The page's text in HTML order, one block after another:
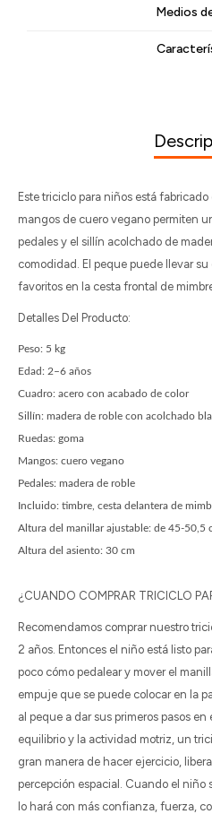
Medios
Este triciclo para niños está
mangos de cuero vegano permiten
pedales y el sillín acolchado de
comodidad. El peque puede llevar
favoritos en la cesta frontal de
Detalles Del Producto:
Peso: 5 kg
Edad: 2–6 años
Cuadro: acero con acabado de color
Sillín: madera de roble con acolchado
Ruedas: goma
Mangos: cuero vegano
Pedales: madera de roble
Incluido: timbre, cesta delantera de
Altura del manillar ajustable: de 45-50,5
Altura del asiento: 30 cm
¿CUANDO COMPRAR TRICICLO
Recomendamos comprar nuestro
2 años. Entonces el niño está listo
poco cómo pedalear y mover el
empuje que se puede colocar en la
al peque a dar sus primeros pasos
equilibrio y la actividad motriz, un
gran manera de hacer ejercicio,
percepción espacial. Cuando el niño
lo hará con más confianza, fuerza,